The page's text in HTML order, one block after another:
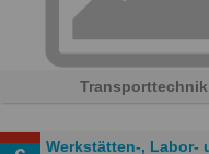
Transporttechnik
Werkstätten-, Labor-